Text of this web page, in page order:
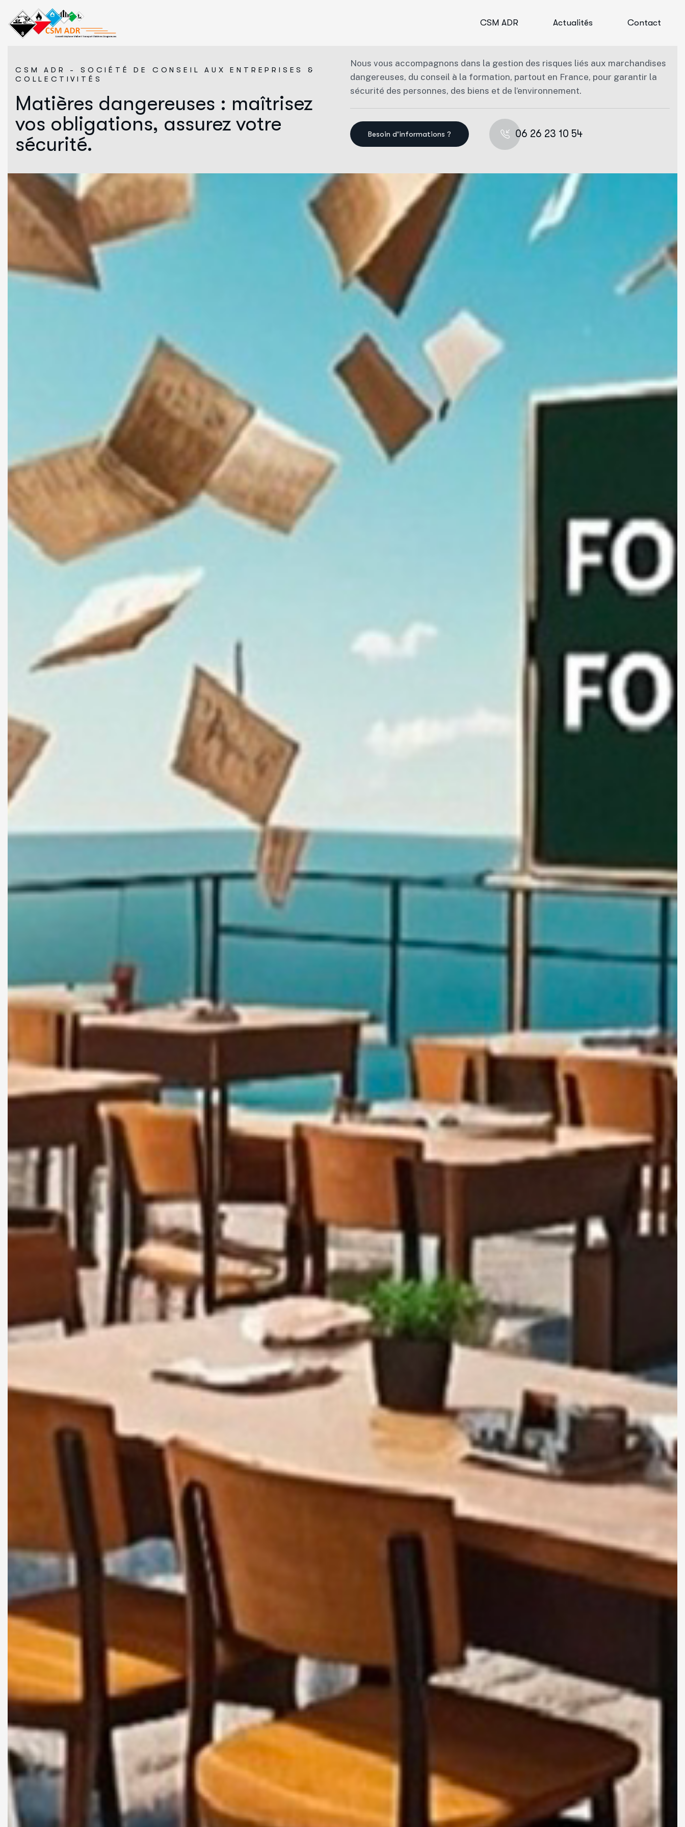
CSM ADR Actualités Contact
CSM ADR - SOCIÉTÉ DE CONSEIL AUX ENTREPRISES &
COLLECTIVITÉS
Matières dangereuses : maîtrisez
vos obligations, assurez votre
sécurité.
Nous vous accompagnons dans la gestion des risques liés aux marchandises
dangereuses, du conseil à la formation, partout en France, pour garantir la
sécurité des personnes, des biens et de l’environnement.
06 26 23 10 54